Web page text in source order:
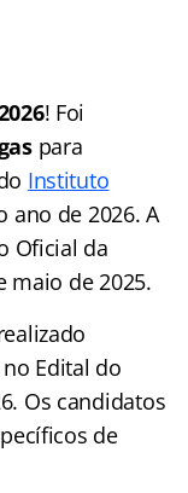
! Foi
para
Instituto
ano de 2026. A
Oficial da
maio de 2025.
Edital do
Os candidatos
de